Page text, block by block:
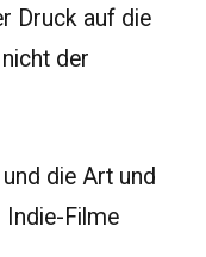
Druck auf die
der
die Art und
Indie-Filme